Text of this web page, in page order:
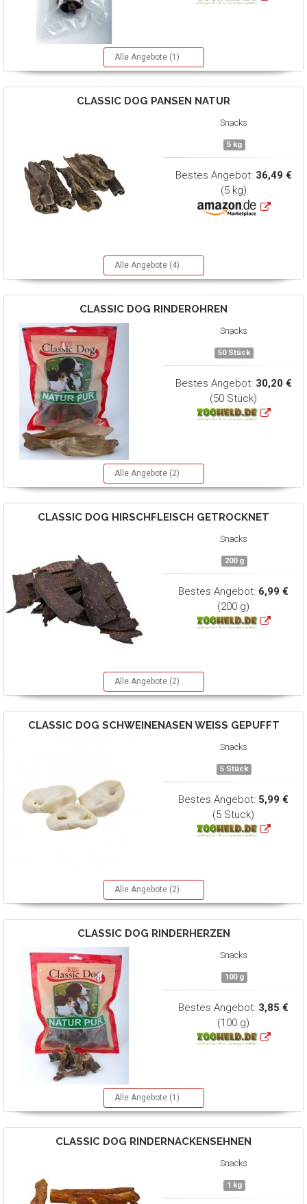
Alle Angebote (1)
CLASSIC DOG PANSEN NATUR
Snacks
5 kg
Bestes Angebot: 36,49 €
(5 kg)
Alle Angebote (4)
CLASSIC DOG RINDEROHREN
Snacks
50 Stück
Bestes Angebot: 30,20 €
(50 Stück)
Alle Angebote (2)
CLASSIC DOG HIRSCHFLEISCH GETROCKNET
Snacks
200 g
Bestes Angebot: 6,99 €
(200 g)
Alle Angebote (2)
CLASSIC DOG SCHWEINENASEN WEISS GEPUFFT
Snacks
5 Stück
Bestes Angebot: 5,99 €
(5 Stück)
Alle Angebote (2)
CLASSIC DOG RINDERHERZEN
Snacks
100 g
Bestes Angebot: 3,85 €
(100 g)
Alle Angebote (1)
CLASSIC DOG RINDERNACKENSEHNEN
Snacks
1 kg